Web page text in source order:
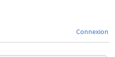
Connexion